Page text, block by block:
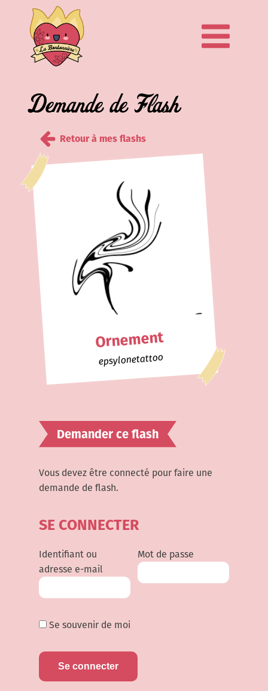
Demande de Flash
Retour à mes flashs
Ornement
epsylonetattoo
Demander ce flash
Vous devez être connecté pour faire une
demande de flash.
SE CONNECTER
Identifiant ou
adresse e-mail
Mot de passe
Se souvenir de moi